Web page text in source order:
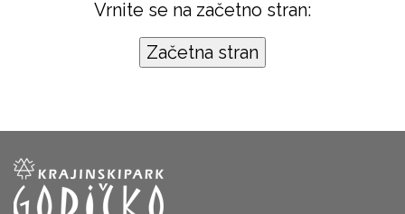
Vrnite se na začetno stran: